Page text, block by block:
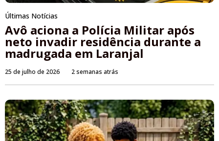
Últimas Notícias
Avô aciona a Polícia Militar após
neto invadir residência durante a
madrugada em Laranjal
25 de julho de 2026 2 semanas atrás